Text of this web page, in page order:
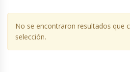
No se encontraron resultados que
selección.